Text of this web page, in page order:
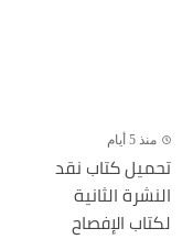
منذ 5 أيام
تحميل كتاب نقد
النشرة الثانية
لكتاب الإفصاح